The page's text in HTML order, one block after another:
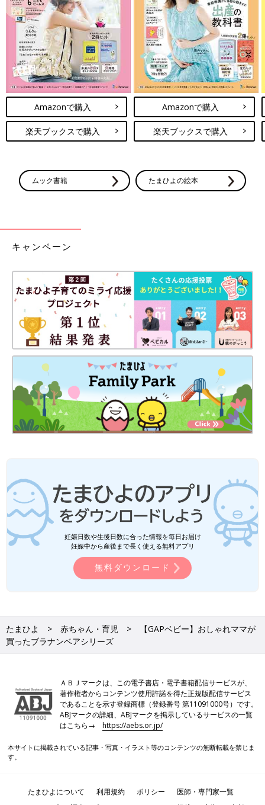
Amazonで購入
楽天ブックスで購入
Amazonで購入
楽天ブックスで購入
ムック書籍 たまひよの絵本
キャンペーン
妊娠日数や生後日数に合った情報を毎日お届け
妊娠中から産後まで長く使える無料アプリ
無料ダウンロード
たまひよ 赤ちゃん・育児
【GAPベビー】おしゃれママが
買ったブラナンベアシリーズ
ＡＢＪマークは、この電子書店・電子書籍配信サービスが、
著作権者からコンテンツ使用許諾を得た正規版配信サービス
であることを示す登録商標（登録番号 第11091000号）です。
ABJマークの詳細、ABJマークを掲示しているサービスの一覧
はこちら→https://aebs.or.jp/
本サイトに掲載されている記事・写真・イラスト等のコンテンツの無断転載を禁じま
す。
たまひよについて 利用規約 ポリシー
医師・専門家一覧